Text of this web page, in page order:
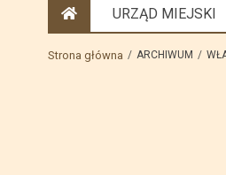
URZĄD MIEJSKI
Strona główna ARCHIWUM